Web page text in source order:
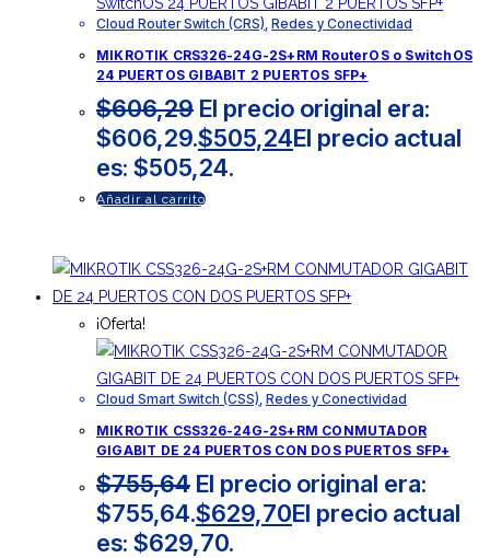
Cloud Router Switch (CRS), Redes y Conectividad
MIKROTIK CRS326-24G-2S+RM RouterOS o SwitchOS
24 PUERTOS GIBABIT 2 PUERTOS SFP+
$606,29 El precio original era:
$606,29.$505,24El precio actual
es: $505,24.
Añadir al carrito
¡Oferta!
Cloud Smart Switch (CSS) Redes y Conectividad
MIKROTIK CSS326-24G-2S+RM CONMUTADOR
GIGABIT DE 24 PUERTOS CON DOS PUERTOS SFP+
$755,64 El precio original era:
$755,64.$629,70El precio actual
es: $629,70.